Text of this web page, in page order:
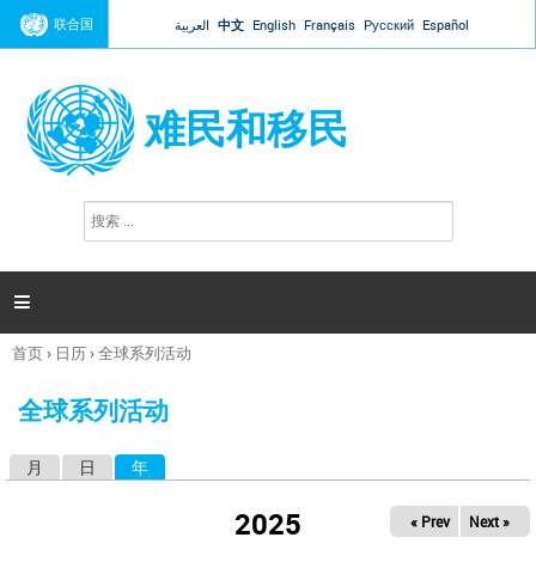
Jump to navigation
联合国 العربية 中文 English Français Русский Español
难民和移民
搜
索

你
这
首页› 日历›全球系列活动
全球系列活动
月 日 年
2025 « Prev Next »